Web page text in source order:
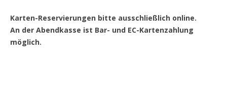
Karten-Reservierungen bitte ausschließlich online.
An der Abendkasse ist Bar- und EC-Kartenzahlung
möglich.